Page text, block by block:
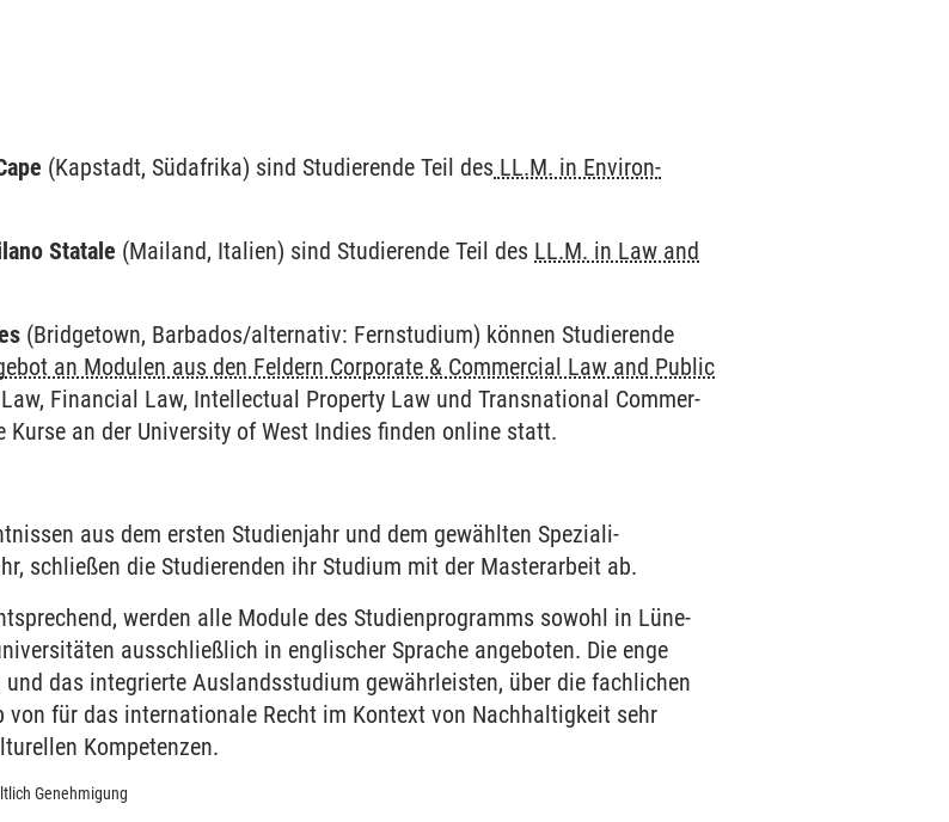
(Kap­stadt, Süd­afrika) sind Studierende Teil des LL.M. in Environ­
Statale (Mai­land, Italien) sind Studierende Teil des LL.M. in Law and
(Bridge­town, Barba­dos/alternativ: Fernstudium) können Studierende
an Modulen aus den Feldern Cor­porate & Commer­cial Law and Public
Finan­cial Law, Intellec­tual Proper­ty Law und Trans­national Commer­
an der Uni­versity of West Indies finden online statt.
aus dem ersten Studien­jahr und dem gewählten Speziali­
schließen die Studierenden ihr Studium mit der Master­arbeit ab.
werden alle Module des Studien­programms sowohl in Lüne­
aus­schließ­lich in englischer Sprache ange­boten. Die enge
das integrierte Auslands­studium gewähr­leisten, über die fach­lichen
von für das inter­nationale Recht im Kontext von Nach­haltig­keit sehr
Kompe­tenzen.
Ge­nehmi­gung